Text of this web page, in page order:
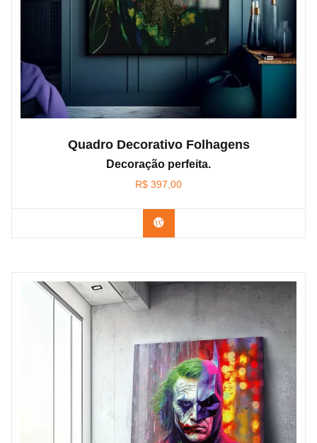
Quadro Decorativo Folhagens
Decoração perfeita.
R$ 397,00
Confira os modelos